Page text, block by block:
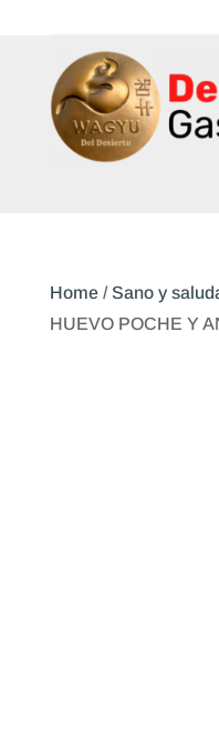
Home/Sano y
HUEVO POCHE Y